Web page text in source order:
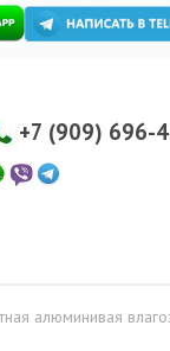
+7 (909) 696-
алюминивая